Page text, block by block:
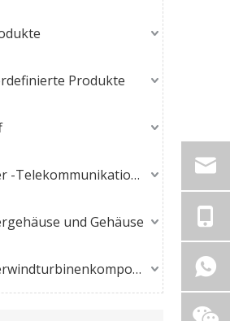
Produkte
Glasfaser -Telekommunikationsprodukte
und Gehäuse
Glasfaserwindturbinenkomponenten